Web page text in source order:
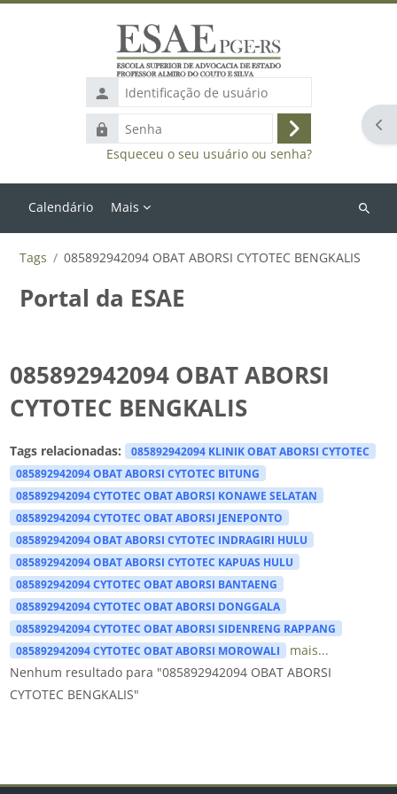
Identificação
de
usuário
Senha
Acessar
Esqueceu o seu usuário ou senha?
Calendário Mais
Buscar
Tags 085892942094 OBAT ABORSI CYTOTEC BENGKALIS
Portal da ESAE
085892942094 OBAT ABORSI
CYTOTEC BENGKALIS
Tags relacionadas:
085892942094 KLINIK OBAT ABORSI CYTOTEC
085892942094 OBAT ABORSI CYTOTEC BITUNG
085892942094 CYTOTEC OBAT ABORSI KONAWE SELATAN
085892942094 CYTOTEC OBAT ABORSI JENEPONTO
085892942094 OBAT ABORSI CYTOTEC INDRAGIRI HULU
085892942094 OBAT ABORSI CYTOTEC KAPUAS HULU
085892942094 CYTOTEC OBAT ABORSI BANTAENG
085892942094 CYTOTEC OBAT ABORSI DONGGALA
085892942094 CYTOTEC OBAT ABORSI SIDENRENG RAPPANG
085892942094 CYTOTEC OBAT ABORSI MOROWALI
mais...
Nenhum resultado para "085892942094 OBAT ABORSI
CYTOTEC BENGKALIS"